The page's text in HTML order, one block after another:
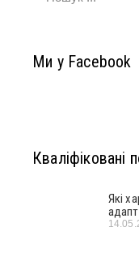
Ми у Facebook
Кваліфіковані
Які